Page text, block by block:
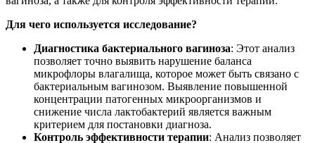
Для чего используется исследование?
Диагностика бактериального вагиноза: Этот анализ
позволяет точно выявить нарушение баланса
микрофлоры влагалища, которое может быть связано с
бактериальным вагинозом. Выявление повышенной
концентрации патогенных микроорганизмов и
снижение числа лактобактерий является важным
критерием для постановки диагноза.
Контроль эффективности терапии: Анализ позволяет